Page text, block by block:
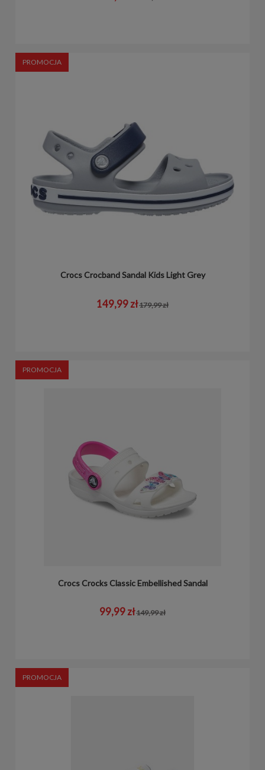
Crocs Crocband Sandal Kids Light Grey
149,99 zł179,99 zł
PROMOCJA
Crocs Crocks Classic Embellished Sandal
99,99 zł149,99 zł
PROMOCJA
PROMOCJA